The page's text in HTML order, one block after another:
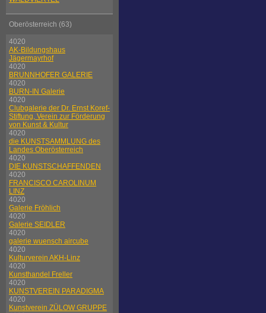
Oberösterreich (63)
4020
AK-Bildungshaus
Jägermayrhof
4020
BRUNNHOFER GALERIE
4020
BURN-IN Galerie
4020
Clubgalerie der Dr. Ernst Koref-
Stiftung, Verein zur Förderung
von Kunst & Kultur
4020
die KUNSTSAMMLUNG des
Landes Oberösterreich
4020
DIE KUNSTSCHAFFENDEN
4020
FRANCISCO CAROLINUM
LINZ
4020
Galerie Fröhlich
4020
Galerie SEIDLER
4020
galerie wuensch aircube
4020
Kulturverein AKH-Linz
4020
Kunsthandel Freller
4020
KUNSTVEREIN PARADIGMA
4020
Kunstverein ZÜLOW GRUPPE